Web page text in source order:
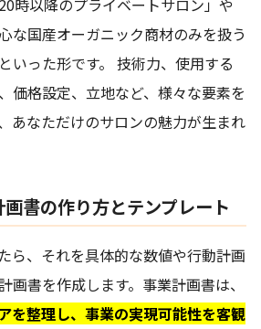
な国産オーガニック商材のみを扱う
いった形です。 技術力、使用する
価格設定、立地など、様々な要素を
あなただけのサロンの魅力が生まれ
書の作り方とテンプレート
ら、それを具体的な数値や行動計画
画書を作成します。事業計画書は、
を整理し、事業の実現可能性を客観